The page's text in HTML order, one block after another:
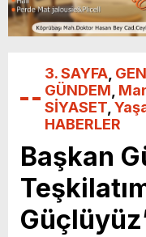
3. SAYFA
GÜNDEM
SİYASET
HABERLER
Başkan